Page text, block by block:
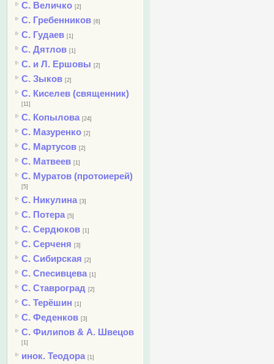
С. Величко [2]
С. Гребенников [6]
С. Гудаев [1]
С. Дятлов [1]
С. и Л. Ершовы [2]
С. Зыков [2]
С. Киселев (священник)
[11]
С. Копылова [24]
С. Мазуренко [2]
С. Мартусов [2]
С. Матвеев [1]
С. Муратов (протоиерей)
[5]
С. Никулина [3]
С. Потера [5]
С. Сердюков [1]
С. Серченя [3]
С. Сибирская [2]
С. Спесивцева [1]
С. Ставроград [2]
С. Терёшин [1]
С. Феденков [3]
С. Филипов & А. Швецов
[1]
инок. Теодора [1]